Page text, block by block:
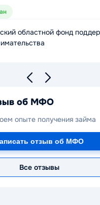
областной фонд
об МФО
опыте получения займа
отзыв об МФО
Все отзывы